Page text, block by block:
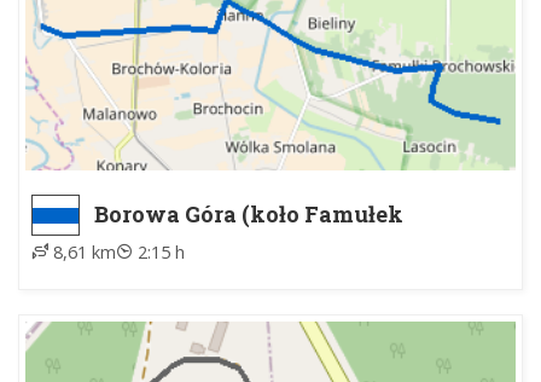
Borowa Góra (koło Famułek
Brochowskich) - Brochów, kościół
8,61 km 2:15 h